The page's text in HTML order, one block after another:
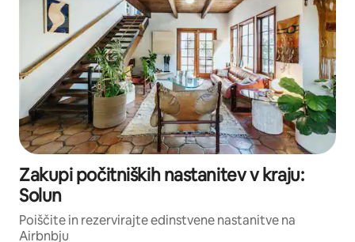
Zakupi počitniških nastanitev v kraju:
Solun
Poiščite in rezervirajte edinstvene nastanitve na
Airbnbju